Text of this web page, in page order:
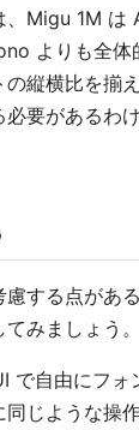
、Migu 1M は
よりも全体
縦横比を揃
要があるわけ
する点があ
みましょう。
で自由にフォ
じような操